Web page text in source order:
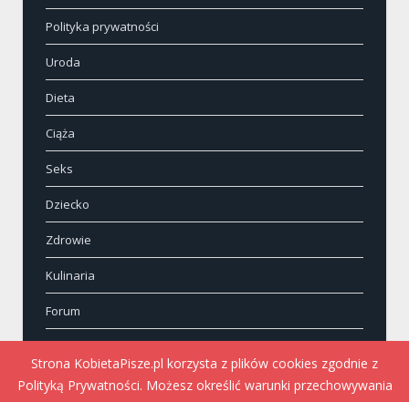
Strona KobietaPisze.pl korzysta z plików cookies zgodnie z
Polityką Prywatności. Możesz określić warunki przechowywania
Polityka prywatności
Uroda
Dieta
Ciąża
Seks
Dziecko
Zdrowie
Kulinaria
Forum
Kontakt